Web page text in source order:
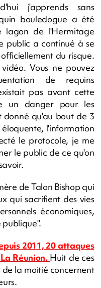
j'apprends sans
bouledogue a été
lagon de l'Hermitage
public a continué à se
du risque.
Vous ne pouvez
de requins
pas avant cette
un danger pour les
donné qu'au bout de 3
l'information
le protocole, je me
le public de ce qu'on
de Talon Bishop qui
qui sacrifient des vies
économiques,
2011, 20 attaques
Réunion. Huit de ces
la moitié concernent